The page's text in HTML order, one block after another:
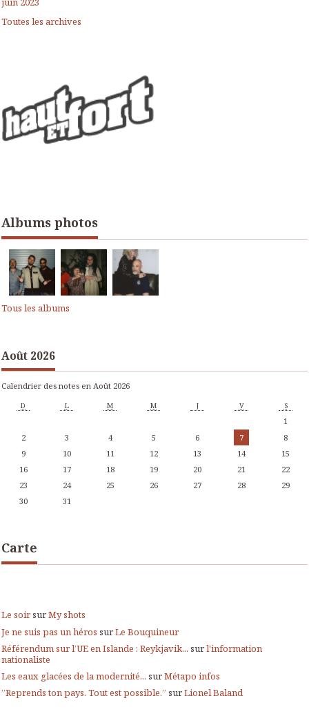
Toutes les archives
Albums photos
Tous les albums
Août 2026
Calendrier des notes en Août 2026
D L M M J V S
1
2
3 4 5 6 7
8
9
10 11 12 13 14
15
16
17 18 19 20 21
22
23
24 25 26 27 28
29
30
31
Carte
Le soirsurMy shots
Je ne suis pas un héros surLe Bouquineur
Référendum sur l’UE en Islande : Reykjavik... surl'information
nationaliste
Les eaux glacées de la modernité... surMétapo infos
”Reprends ton pays. Tout est possible.” surLionel Baland